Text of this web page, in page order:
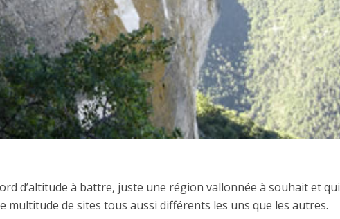
d’altitude à battre, juste une région vallonnée à souhait et qui
multitude de sites tous aussi différents les uns que les autres.